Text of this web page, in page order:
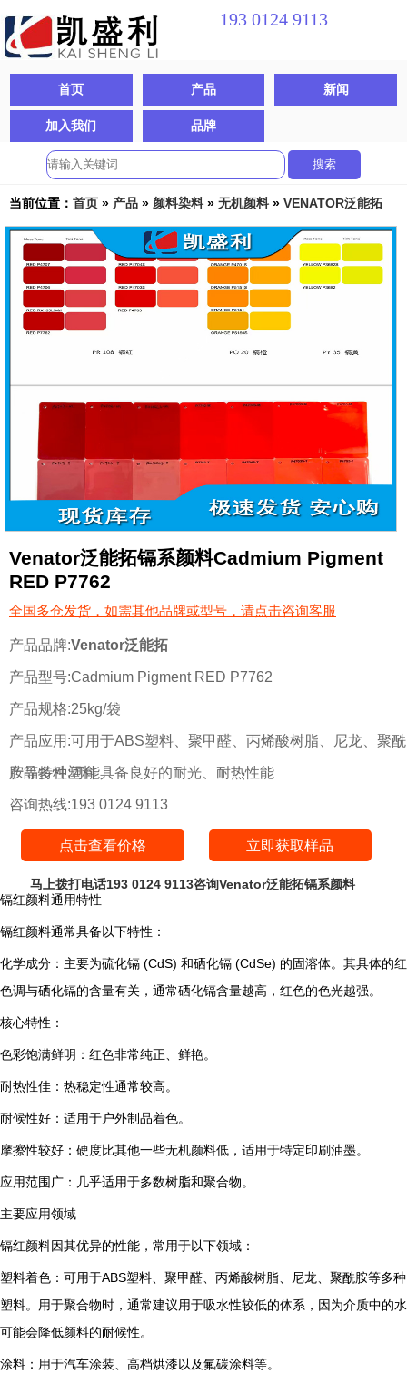
193 0124 9113
专业提供化工原料一站式服务
打造化工原料 行业领军品牌
首页 产品 新闻
加入我们 品牌
当前位置： 首页 » 产品 » 颜料染料 » 无机颜料 » VENATOR泛能拓
Venator泛能拓镉系颜料Cadmium Pigment
RED P7762
全国多仓发货，如需其他品牌或型号，请点击咨询客服
产品品牌:Venator泛能拓
产品型号:Cadmium Pigment RED P7762
产品规格:25kg/袋
产品应用:可用于ABS塑料、聚甲醛、丙烯酸树脂、尼龙、聚酰
胺等多种塑料
产品特性:可能具备良好的耐光、耐热性能
咨询热线:193 0124 9113
点击查看价格 立即获取样品
马上拨打电话193 0124 9113咨询Venator泛能拓镉系颜料
镉红颜料通用特性
镉红颜料通常具备以下特性：
化学成分：主要为硫化镉 (CdS) 和硒化镉 (CdSe) 的固溶体。其具体的红
色调与硒化镉的含量有关，通常硒化镉含量越高，红色的色光越强。
核心特性：
色彩饱满鲜明：红色非常纯正、鲜艳。
耐热性佳：热稳定性通常较高。
耐候性好：适用于户外制品着色。
摩擦性较好：硬度比其他一些无机颜料低，适用于特定印刷油墨。
应用范围广：几乎适用于多数树脂和聚合物。
主要应用领域
镉红颜料因其优异的性能，常用于以下领域：
塑料着色：可用于ABS塑料、聚甲醛、丙烯酸树脂、尼龙、聚酰胺等多种
塑料。用于聚合物时，通常建议用于吸水性较低的体系，因为介质中的水
可能会降低颜料的耐候性。
涂料：用于汽车涂装、高档烘漆以及氟碳涂料等。